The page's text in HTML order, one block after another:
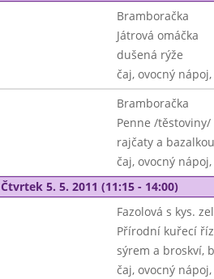
Bramboračka
Játrová omáčka
dušená rýže
čaj, ovocný
Bramboračka
Penne /
rajčaty a bazalkou
čaj, ovocný
Čtvrtek 5. 5. 2011 (11:15 - 14:00)
Fazolová s kys.
Přírodní kuřecí
sýrem a broskví,
čaj, ovocný